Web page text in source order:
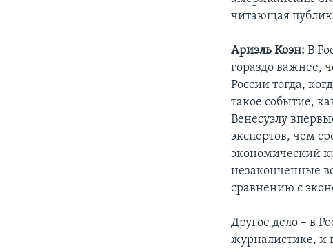
читающая
Ариэль Коэн: В
гораздо важнее,
России тогда,
такое событие,
Венесуэлу
экспертов, чем
экономический
незаконченные
сравнению с
Другое дело – в
журналистике, и